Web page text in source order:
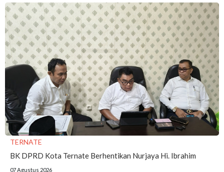
TERNATE
BK DPRD Kota Ternate Berhentikan Nurjaya Hi. Ibrahim
07 Agustus 2026